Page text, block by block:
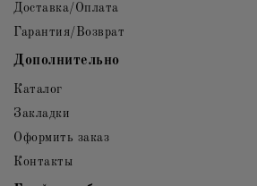
Доставка/Оплата
Гарантия/Возврат
Дополнительно
Каталог
Закладки
Оформить заказ
Контакты